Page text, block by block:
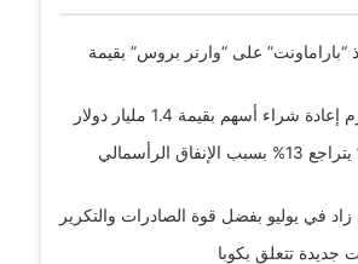
“باراماونت” على “وارنر بروس” بقيمة
شراء أسهم بقيمة 1.4 مليار دولار
سهم “سبيس إكس” يتراجع 13% بسبب الإنفاق الرأسمالي
زاد في يوليو بفضل قوة الصادرات والتكرير
جديدة تتعلق بكوبا